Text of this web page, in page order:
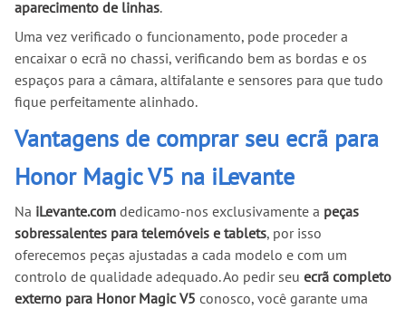
aparecimento de linhas.
Uma vez verificado o funcionamento, pode proceder a
encaixar o ecrã no chassi, verificando bem as bordas e os
espaços para a câmara, altifalante e sensores para que tudo
fique perfeitamente alinhado.
Vantagens de comprar seu ecrã para
Honor Magic V5 na iLevante
Na iLevante.com dedicamo-nos exclusivamente a peças
sobressalentes para telemóveis e tablets, por isso
oferecemos peças ajustadas a cada modelo e com um
controlo de qualidade adequado. Ao pedir seu ecrã completo
externo para Honor Magic V5 conosco, você garante uma